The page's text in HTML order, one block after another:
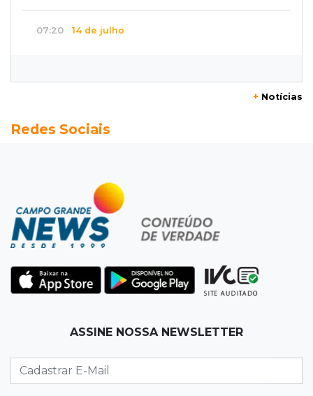
07:20 14 de julho
A esperança não pode morrer
Domingo terá calor de 38°C, tempo seco e
chance de chuva em MS
07:10Amor que acolhe
sonho de ser pais chegou
Briga em bar na 14 termina com rapaz de 21
+ Notícias
Redes Sociais
ASSINE NOSSA NEWSLETTER